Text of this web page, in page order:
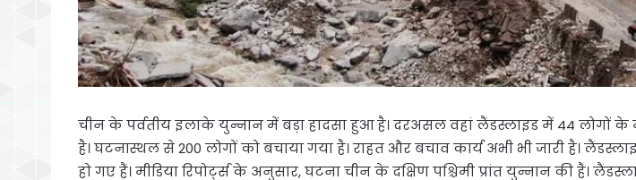
चीन के पर्वतीय इलाके युन्नान में बड़ा हादसा हुआ है। दरअसल वहां लैंडस्लाइड में 44 लोगों
है। घटनास्थल से 200 लोगों को बचाया गया है। राहत और बचाव कार्य अभी भी जारी है।
हो गए हैं। मीडिया रिपोर्ट्स के अनुसार, घटना चीन के दक्षिण पश्चिमी प्रांत युन्नान की है।